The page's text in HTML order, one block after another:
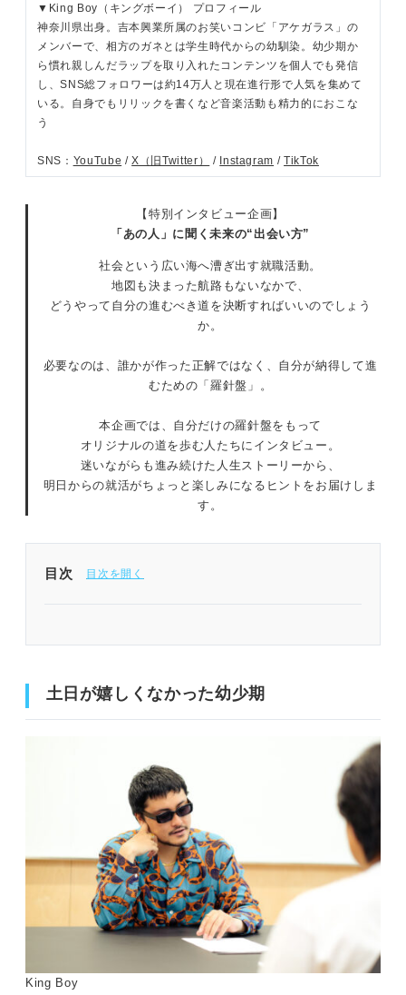
▼King Boy（キングボーイ） プロフィール
神奈川県出身。吉本興業所属のお笑いコンビ「アケガラス」の
メンバーで、相方のガネとは学生時代からの幼馴染。幼少期か
ら慣れ親しんだラップを取り入れたコンテンツを個人でも発信
し、SNS総フォロワーは約14万人と現在進行形で人気を集めて
いる。自身でもリリックを書くなど音楽活動も精力的におこな
う
SNS： YouTube /X（旧Twitter） / Instagram /TikTok
【特別インタビュー企画】
「あの人」に聞く未来の“出会い方”
社会という広い海へ漕ぎ出す就職活動。
地図も決まった航路もないなかで、
どうやって自分の進むべき道を決断すればいいのでしょう
か。
必要なのは、誰かが作った正解ではなく、自分が納得して進
むための「羅針盤」。
本企画では、自分だけの羅針盤をもって
オリジナルの道を歩む人たちにインタビュー。
迷いながらも進み続けた人生ストーリーから、
明日からの就活がちょっと楽しみになるヒントをお届けしま
す。
目次
「偏差値」を知らない状況から高校進学
「リュウネン？」
向き不向きって飛び込んでみないとわから
なくね？
芸人への道が始まった瞬間
土日が嬉しくなかった幼少期
King Boy